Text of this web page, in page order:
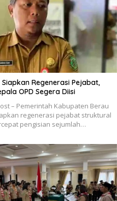
Regenerasi Pejabat,
OPD Segera Diisi
– Pemerintah Kabupaten Berau
regenerasi pejabat struktural
pengisian sejumlah…